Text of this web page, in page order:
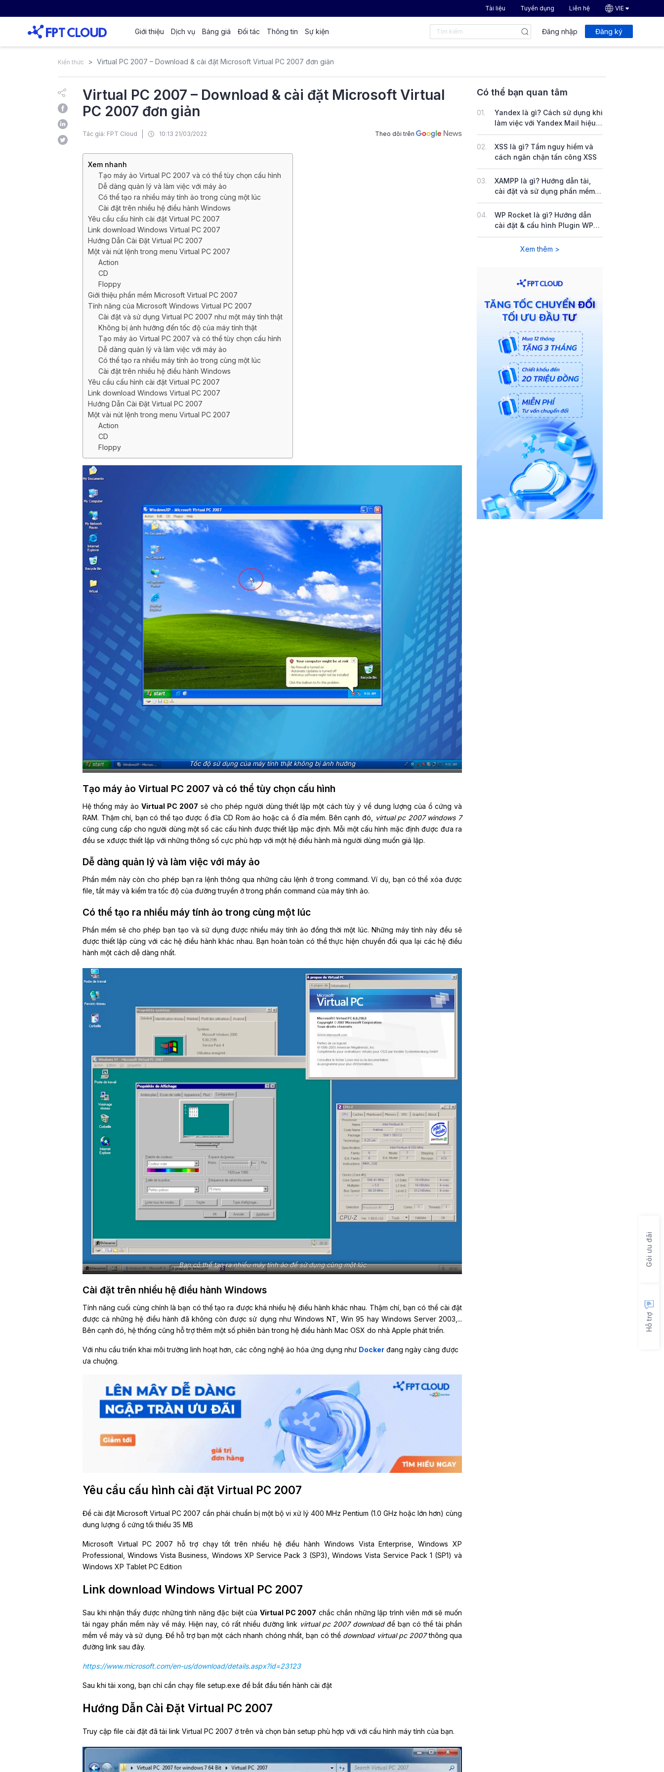
Tài liệu Tuyển dụng Liên hệ VIE
Giới thiệu Dịch vụ Bảng giá Đối tác Thông tin Sự kiện Đăng nhập Đăng ký
Kiến thức Virtual PC 2007 – Download & cài đặt Microsoft Virtual PC 2007 đơn giản
Virtual PC 2007 – Download & cài đặt Microsoft Virtual
PC 2007 đơn giản
Tác giả: FPT Cloud 10:13 21/03/2022 Theo dõi trên
Xem nhanh
Tạo máy ảo Virtual PC 2007 và có thể tùy chọn cấu hình
Dễ dàng quản lý và làm việc với máy ảo
Có thể tạo ra nhiều máy tính ảo trong cùng một lúc
Cài đặt trên nhiều hệ điều hành Windows
Yêu cầu cấu hình cài đặt Virtual PC 2007
Link download Windows Virtual PC 2007
Hướng Dẫn Cài Đặt Virtual PC 2007
Một vài nút lệnh trong menu Virtual PC 2007
Action
CD
Floppy
Giới thiệu phần mềm Microsoft Virtual PC 2007
Tính năng của Microsoft Windows Virtual PC 2007
Cài đặt và sử dụng Virtual PC 2007 như một máy tính thật
Không bị ảnh hưởng đến tốc độ của máy tính thật
Tạo máy ảo Virtual PC 2007 và có thể tùy chọn cấu hình
Dễ dàng quản lý và làm việc với máy ảo
Có thể tạo ra nhiều máy tính ảo trong cùng một lúc
Cài đặt trên nhiều hệ điều hành Windows
Yêu cầu cấu hình cài đặt Virtual PC 2007
Link download Windows Virtual PC 2007
Hướng Dẫn Cài Đặt Virtual PC 2007
Một vài nút lệnh trong menu Virtual PC 2007
Action
CD
Floppy
Tốc độ sử dụng của máy tính thật không bị ảnh hưởng
Tạo máy ảo Virtual PC 2007 và có thể tùy chọn cấu hình
Hệ thống máy ảo Virtual PC 2007 sẽ cho phép người dùng thiết lập một cách tùy ý về dung lượng của ổ cứng và
RAM. Thậm chí, bạn có thể tạo được ổ đĩa CD Rom ảo hoặc cả ổ đĩa mềm. Bên cạnh đó,
virtual pc 2007 windows 7
cũng cung cấp cho người dùng một số các cấu hình được thiết lập mặc định. Mỗi một cấu hình mặc định được đưa ra
đều se xđược thiết lập với những thông số cực phù hợp với một hệ điều hành mà người dùng muốn giả lập.
Dễ dàng quản lý và làm việc với máy ảo
Phần mềm này còn cho phép bạn ra lệnh thông qua những câu lệnh ở trong command. Ví dụ, bạn có thể xóa được
file, tắt máy và kiểm tra tốc độ của đường truyền ở trong phần command của máy tính ảo.
Có thể tạo ra nhiều máy tính ảo trong cùng một lúc
Phần mềm sẽ cho phép bạn tạo và sử dụng được nhiều máy tính ảo đồng thời một lúc. Những máy tính này đều sẽ
được thiết lập cùng với các hệ điều hành khác nhau. Bạn hoàn toàn có thể thực hiện chuyển đổi qua lại các hệ điều
hành một cách dễ dàng nhất.
Bạn có thể tạo ra nhiều máy tính ảo để sử dụng cùng một lúc
Cài đặt trên nhiều hệ điều hành Windows
Tính năng cuối cùng chính là bạn có thể tạo ra được khá nhiều hệ điều hành khác nhau. Thậm chí, bạn có thể cài đặt
được cả những hệ điều hành đã không còn được sử dụng như Windows NT, Win 95 hay Windows Server 2003,...
Bên cạnh đó, hệ thống cũng hỗ trợ thêm một số phiên bản trong hệ điều hành Mac OSX do nhà Apple phát triển.
Với nhu cầu triển khai môi trường linh hoạt hơn, các công nghệ ảo hóa ứng dụng như Docker đang ngày càng được
ưa chuộng.
Yêu cầu cấu hình cài đặt Virtual PC 2007
Để cài đặt Microsoft Virtual PC 2007 cần phải chuẩn bị một bộ vi xử lý 400 MHz Pentium (1.0 GHz hoặc lớn hơn) cùng
dung lượng ổ cứng tối thiểu 35 MB
Microsoft Virtual PC 2007 hỗ trợ chạy tốt trên nhiều hệ điều hành Windows Vista Enterprise, Windows XP
Professional, Windows Vista Business, Windows XP Service Pack 3 (SP3), Windows Vista Service Pack 1 (SP1) và
Windows XP Tablet PC Edition
Link download Windows Virtual PC 2007
Sau khi nhận thấy được những tính năng đặc biệt của Virtual PC 2007 chắc chắn những lập trình viên mới sẽ muốn
tải ngay phần mềm này về máy. Hiện nay, có rất nhiều đường link virtual pc 2007 download để bạn có thể tải phần
mềm về máy và sử dụng. Để hỗ trợ bạn một cách nhanh chóng nhất, bạn có thể download virtual pc 2007thông qua
đường link sau đây.
https://www.microsoft.com/en-us/download/details.aspx?id=23123
Sau khi tải xong, bạn chỉ cần chạy file setup.exe để bắt đầu tiến hành cài đặt
Hướng Dẫn Cài Đặt Virtual PC 2007
Truy cập file cài đặt đã tải link Virtual PC 2007 ở trên và chọn bản setup phù hợp với với cấu hình máy tính của bạn.
Có thể bạn quan tâm
01.
Yandex là gì? Cách sử dụng khi
làm việc với Yandex Mail hiệu
quả
02.
XSS là gì? Tầm nguy hiểm và
cách ngăn chặn tấn công XSS
03.
XAMPP là gì? Hướng dẫn tải,
cài đặt và sử dụng phần mềm
XAMPP trên Windows & Linux
04.
WP Rocket là gì? Hướng dẫn
cài đặt & cấu hình Plugin WP
Rocket
Xem thêm >
Hỗ trợ
Gói ưu đãi